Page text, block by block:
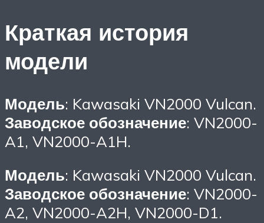
Краткая история
модели
Модель: Kawasaki VN2000 Vulcan.
Заводское обозначение: VN2000-
A1, VN2000-A1H.
Модель: Kawasaki VN2000 Vulcan.
Заводское обозначение: VN2000-
A2, VN2000-A2H, VN2000-D1.